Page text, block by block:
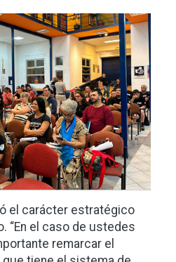
el carácter estratégico
“En el caso de ustedes
remarcar el